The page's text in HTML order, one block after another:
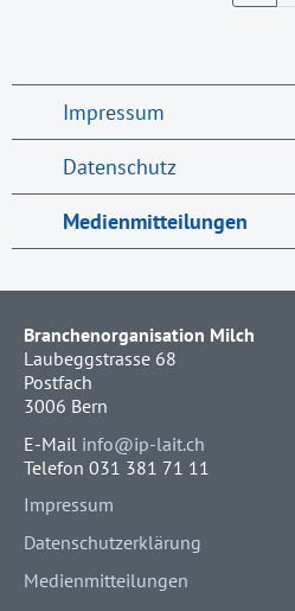
Impressum
Datenschutz
Medienmitteilungen
Branchenorganisation Milch
Laubeggstrasse 68
Postfach
3006 Bern
E-Mail info@ip-lait.ch
Telefon 031 381 71 11
Impressum
Datenschutzerklärung
Medienmitteilungen